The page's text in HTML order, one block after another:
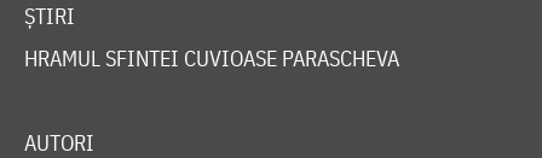
ȘTIRI
HRAMUL SFINTEI CUVIOASE PARASCHEVA
AUTORI